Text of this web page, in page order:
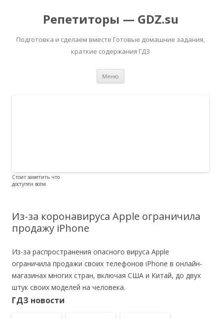
Репетиторы — GDZ.su
Подготовка и сделаем вместе Готовые домашние задания,
краткие содержания ГДЗ
Меню
Стоит заметить что
доступен всем.
Из-за коронавируса Apple ограничила
продажу iPhone
Из-за распространения опасного вируса Apple
ограничила продажи своих телефонов iPhone в онлайн-
магазинах многих стран, включая США и Китай, до двух
штук своих моделей на человека.
ГДЗ новости